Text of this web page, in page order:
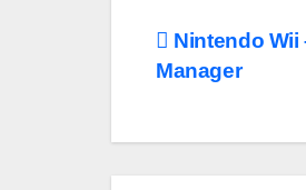
articoli
Nintendo Wii
Manager